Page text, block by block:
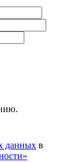
данных в